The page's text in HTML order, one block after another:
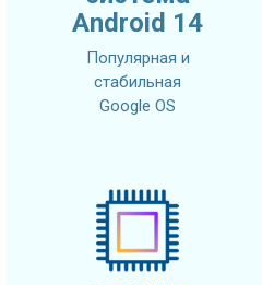
Android 14
Популярная и
стабильная
Google OS